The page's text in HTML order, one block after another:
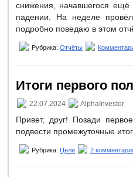
снижения, начавшегося ещё
падении. На неделе
подробно поведаю в этом
Рубрика: Отчёты
Итоги первого
22.07.2024 AlphaInvestor
Привет, друг! Позади
подвести промежуточные
Рубрика: Цели 2